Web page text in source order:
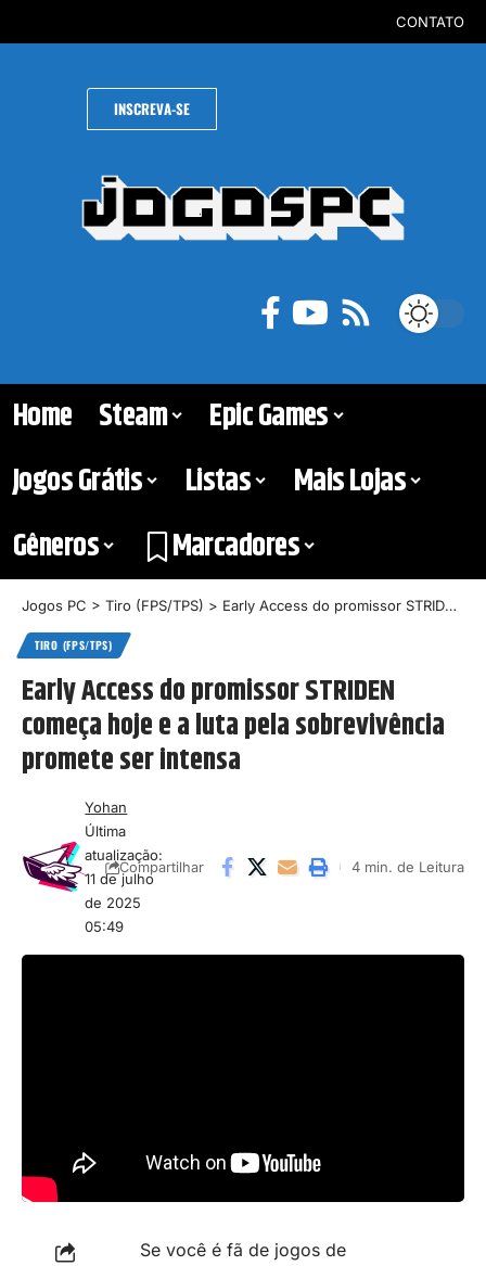
CONTATO
INSCREVA-SE
Home Steam
Epic Games
Jogos Grátis
Listas
Mais Lojas
Gêneros
Marcadores
Jogos PC > Tiro (FPS/TPS) > Early Access do promissor STRIDEN começa hoje e a luta pela sobrevivência promete ser intensa
TIRO (FPS/TPS)
Early Access do promissor STRIDEN
começa hoje e a luta pela sobrevivência
promete ser intensa
Última
atualização:
11 de julho
de 2025
05:49
Yohan
Compartilhar 4 min. de Leitura
Se você é fã de jogos de